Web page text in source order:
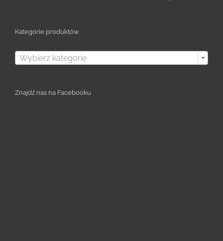
Kategorie produktów
Wybierz kategorię
Znajdź nas na Facebooku